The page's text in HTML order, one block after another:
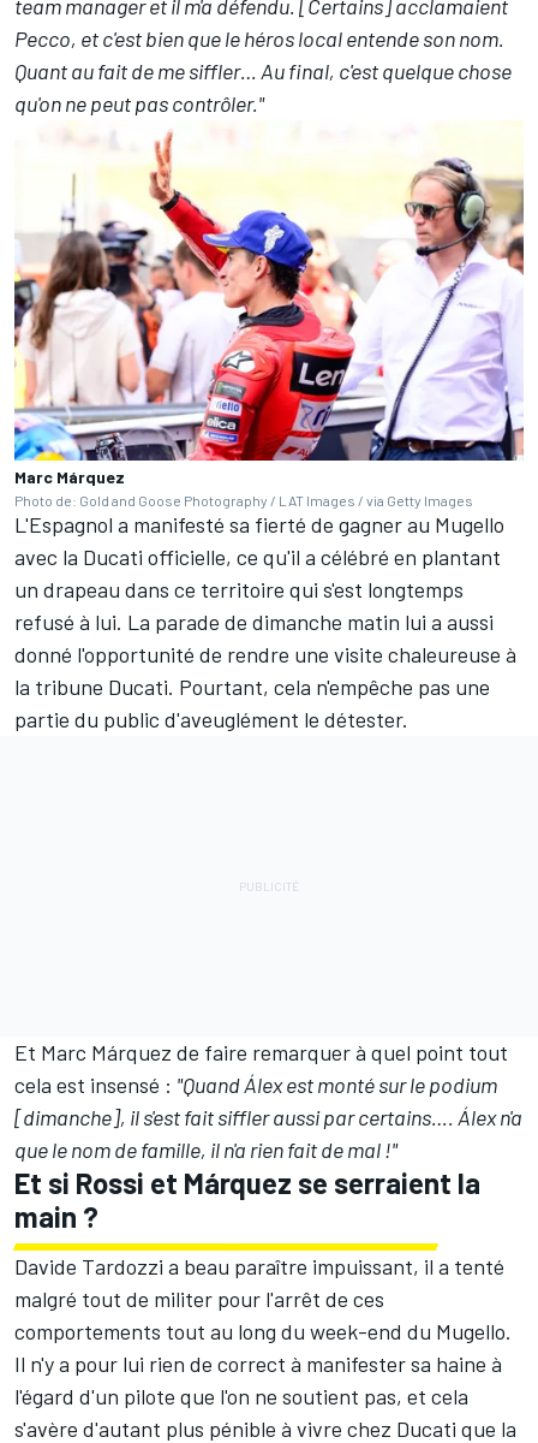
team manager et il m'a défendu. [Certains] acclamaient
Pecco, et c'est bien que le héros local entende son nom.
Quant au fait de me siffler… Au final, c'est quelque chose
qu'on ne peut pas contrôler."
Marc Márquez
Photo de: Gold and Goose Photography / LAT Images / via Getty Images
L'Espagnol a manifesté sa fierté de gagner au Mugello
avec la Ducati officielle, ce qu'il a célébré en plantant
un drapeau dans ce territoire qui s'est longtemps
refusé à lui. La parade de dimanche matin lui a aussi
donné l'opportunité de rendre une visite chaleureuse à
la tribune Ducati. Pourtant, cela n'empêche pas une
partie du public d'aveuglément le détester.
Et Marc Márquez de faire remarquer à quel point tout
cela est insensé : "Quand Álex est monté sur le podium
[dimanche], il s'est fait siffler aussi par certains…. Álex n'a
que le nom de famille, il n'a rien fait de mal !"
Et si Rossi et Márquez se serraient la
main ?
Davide Tardozzi a beau paraître impuissant, il a tenté
malgré tout de militer pour l'arrêt de ces
comportements tout au long du week-end du Mugello.
Il n'y a pour lui rien de correct à manifester sa haine à
l'égard d'un pilote que l'on ne soutient pas, et cela
s'avère d'autant plus pénible à vivre chez Ducati que la